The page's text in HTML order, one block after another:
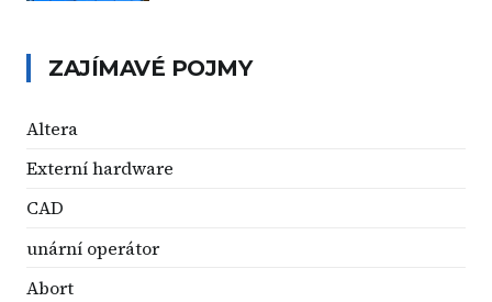
ZAJÍMAVÉ POJMY
Altera
Externí hardware
CAD
unární operátor
Abort